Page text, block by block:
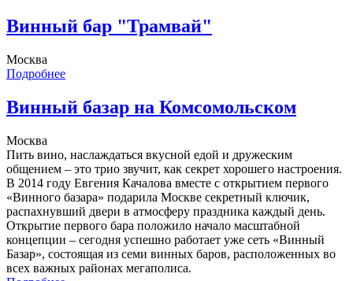
Винный бар "Трамвай"
Москва
Подробнее
Винный базар на Комсомольском
Москва
Пить вино, наслаждаться вкусной едой и дружеским
общением – это трио звучит, как секрет хорошего настроения.
В 2014 году Евгения Качалова вместе с открытием первого
«Винного базара» подарила Москве секретный ключик,
распахнувший двери в атмосферу праздника каждый день.
Открытие первого бара положило начало масштабной
концепции – сегодня успешно работает уже сеть «Винный
Базар», состоящая из семи винных баров, расположенных во
всех важных районах мегаполиса.